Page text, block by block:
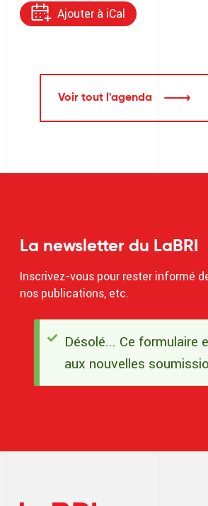
Ajouter à iCal
Voir tout l'agenda
La newsletter du LaBRI
Inscrivez-vous pour rester informé
nos publications, etc.
Message
d'état
Désolé... Ce formulaire
aux nouvelles